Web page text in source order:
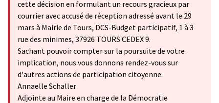
cette décision en formulant un recours gracieux par
courrier avec accusé de réception adressé avant le 29
mars à Mairie de Tours, DCS-Budget participatif, 1 à 3
rue des minimes, 37926 TOURS CEDEX 9.
Sachant pouvoir compter sur la poursuite de votre
implication, nous vous donnons rendez-vous sur
d'autres actions de participation citoyenne.
Annaelle Schaller
Adjointe au Maire en charge de la Démocratie